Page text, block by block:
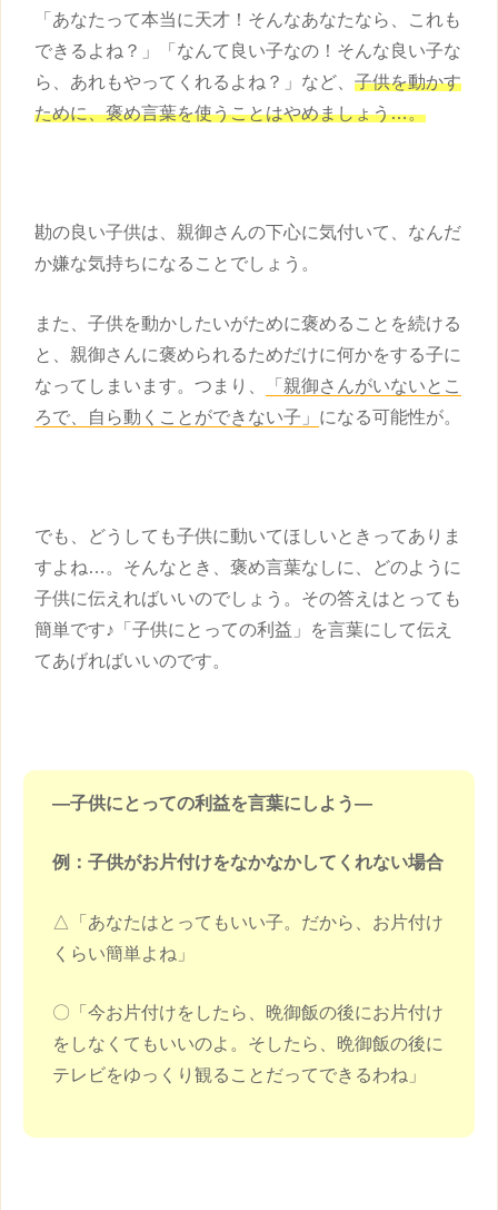
「あなたって本当に天才！そんなあなたなら、これも
できるよね？」「なんて良い子なの！そんな良い子な
ら、あれもやってくれるよね？」など、 子供を動かす
ために、褒め言葉を使うことはやめましょう…。
勘の良い子供は、親御さんの下心に気付いて、なんだ
か嫌な気持ちになることでしょう。
また、 子供を動かしたいがために褒めることを続ける
と、親御さんに褒められるためだけに何かをする子に
なってしまいます。つまり、
「親御さんがいないとこ
ろで、自ら動くことができない子」 になる可能性が。
でも、どうしても子供に動いてほしいときってありま
すよね…。そんなとき、褒め言葉なしに、どのように
子供に伝えればいいのでしょう。その答えはとっても
簡単です♪「 子供にとっての利益」を言葉にして伝え
てあげればいいのです。
―子供にとっての利益を言葉にしよう―
例： 子供がお片付けをなかなかしてくれない場合
△「あなたはとってもいい子。だから、お片付け
くらい簡単よね」
〇「今お片付けをしたら、晩御飯の後にお片付け
をしなくてもいいのよ。そしたら、晩御飯の後に
テレビをゆっくり観ることだってできるわね」